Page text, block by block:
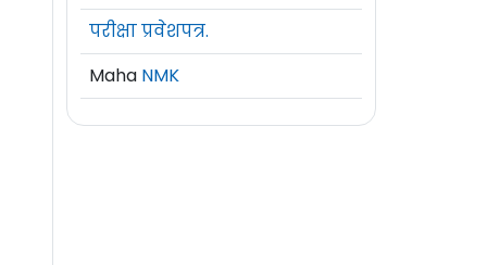
परीक्षा प्रवेशपत्र.
Maha NMK